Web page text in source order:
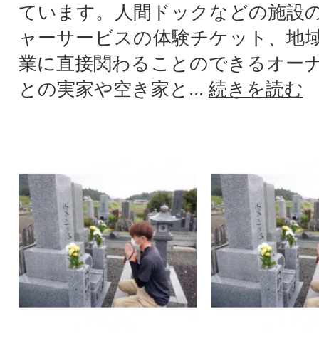
ています。人間ドックなどの施設
ャーサービスの体験チケット、地
業に直接関わることのできるオー
との実家や空き家と... 続きを読む